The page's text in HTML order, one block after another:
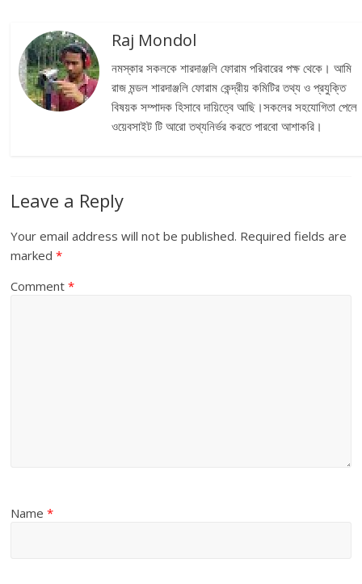
Raj Mondol
নমস্কার সকলকে শারদাঞ্জলি ফোরাম পরিবারের পক্ষ থেকে। আমি
রাজ মন্ডল শারদাঞ্জলি ফোরাম কেন্দ্রীয় কমিটির তথ্য ও প্রযুক্তি
বিষয়ক সম্পাদক হিসাবে দায়িত্বে আছি।সকলের সহযোগিতা পেলে
ওয়েবসাইট টি আরো তথ্যনির্ভর করতে পারবো আশাকরি।
Leave a Reply
Your email address will not be published. Required fields are
marked*
Comment*
Name*